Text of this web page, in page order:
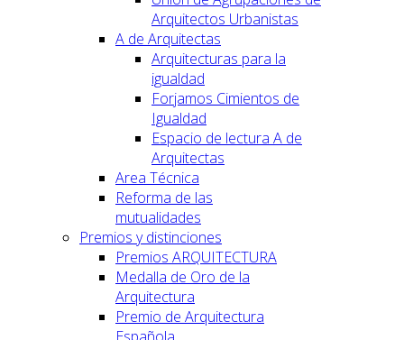
Arquitectos Urbanistas
A de Arquitectas
Arquitecturas para la
igualdad
Forjamos Cimientos de
Igualdad
Espacio de lectura A de
Arquitectas
Area Técnica
Reforma de las
mutualidades
Premios y distinciones
Premios ARQUITECTURA
Medalla de Oro de la
Arquitectura
Premio de Arquitectura